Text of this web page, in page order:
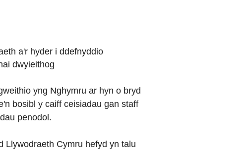
a'r hyder i ddefnyddio
dwyieithog
yng Nghymru ar hyn o bryd
bosibl y caiff ceisiadau gan staff
penodol.
Llywodraeth Cymru hefyd yn talu